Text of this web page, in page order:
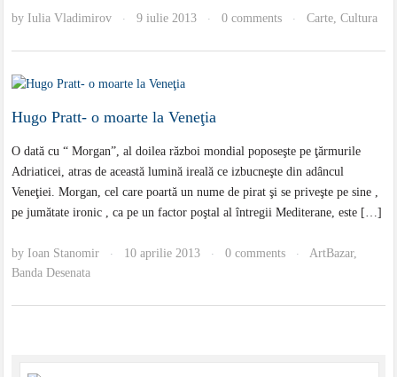
by Iulia Vladimirov · 9 iulie 2013 · 0 comments · Carte ,Cultura
Hugo Pratt- o moarte la Veneţia
O dată cu “ Morgan”, al doilea război mondial poposeşte pe ţărmurile
Adriaticei, atras de această lumină ireală ce izbucneşte din adâncul
Veneţiei. Morgan, cel care poartă un nume de pirat şi se priveşte pe sine ,
pe jumătate ironic , ca pe un factor poştal al întregii Mediterane, este […]
by Ioan Stanomir · 10 aprilie 2013 · 0 comments · ArtBazar,
Banda Desenata